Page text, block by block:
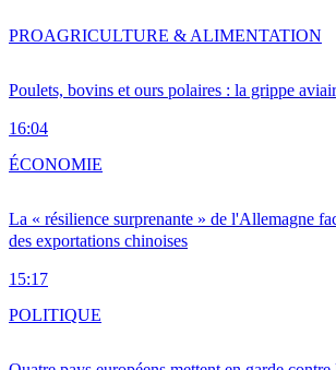
Poulets, bovins et ours polaires : la grippe
16:04
PROAGRICULTURE & ALIMENTATION
La « résilience surprenante » de l'Allemagne
des exportations chinoises
15:17
ÉCONOMIE
POLITIQUE